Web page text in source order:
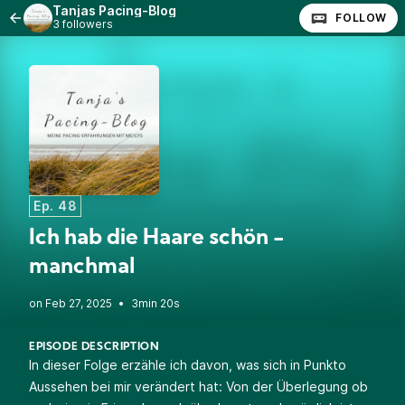
Tanjas Pacing-Blog
3 followers FOLLOW
Ep. 48
Ich hab die Haare schön -
manchmal
• 3min 20s
EPISODE DESCRIPTION
In dieser Folge erzähle ich davon, was sich in Punkto
Aussehen bei mir verändert hat: Von der Überlegung ob